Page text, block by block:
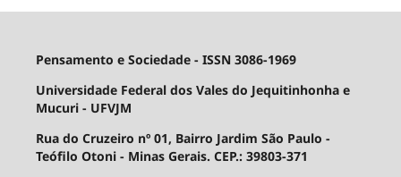
Pensamento e Sociedade - ISSN 3086-1969
Universidade Federal dos Vales do Jequitinhonha e
Mucuri - UFVJM
Rua do Cruzeiro nº 01, Bairro Jardim São Paulo -
Teófilo Otoni - Minas Gerais. CEP.: 39803-371